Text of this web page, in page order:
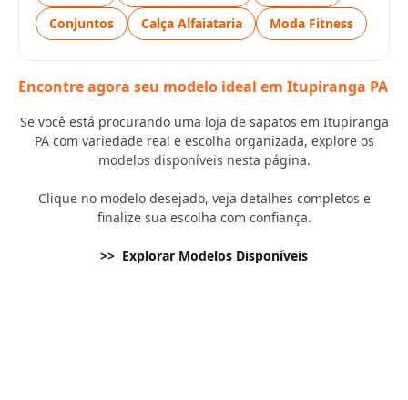
Conjuntos
Calça Alfaiataria Moda Fitness
Encontre agora seu modelo ideal em Itupiranga PA
Se você está procurando uma loja de sapatos em Itupiranga
PA com variedade real e escolha organizada, explore os
modelos disponíveis nesta página.
Clique no modelo desejado, veja detalhes completos e
finalize sua escolha com confiança.
>> Explorar Modelos Disponíveis